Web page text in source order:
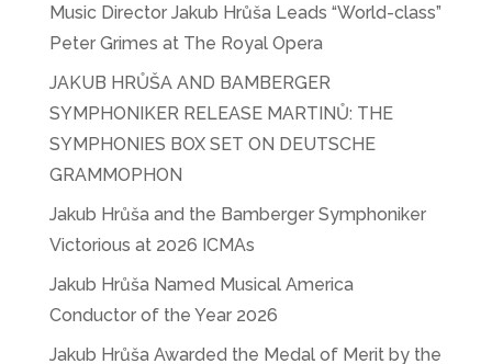
Music Director Jakub Hrůša Leads “World-class”
Peter Grimes at The Royal Opera
JAKUB HRŮŠA AND BAMBERGER
SYMPHONIKER RELEASE MARTINŮ: THE
SYMPHONIES BOX SET ON DEUTSCHE
GRAMMOPHON
Jakub Hrůša and the Bamberger Symphoniker
Victorious at 2026 ICMAs
Jakub Hrůša Named Musical America
Conductor of the Year 2026
Jakub Hrůša Awarded the Medal of Merit by the